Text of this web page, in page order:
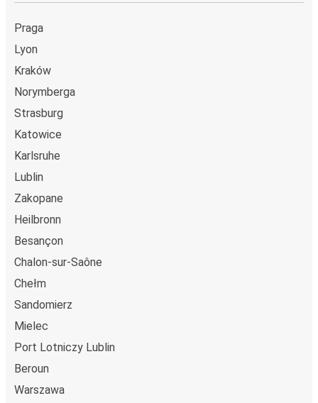
Praga
Lyon
Kraków
Norymberga
Strasburg
Katowice
Karlsruhe
Lublin
Zakopane
Heilbronn
Besançon
Chalon-sur-Saône
Chełm
Sandomierz
Mielec
Port Lotniczy Lublin
Beroun
Warszawa